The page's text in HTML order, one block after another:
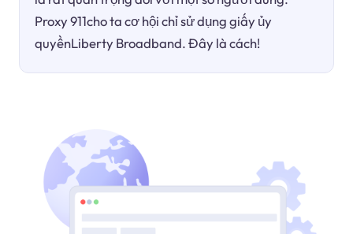
Proxy 911cho ta cơ hội chỉ sử dụng giấy ủy
quyềnLiberty Broadband. Đây là cách!